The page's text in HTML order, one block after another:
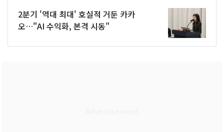
2분기 '역대 최대' 호실적 거둔 카카
오…"AI 수익화, 본격 시동"